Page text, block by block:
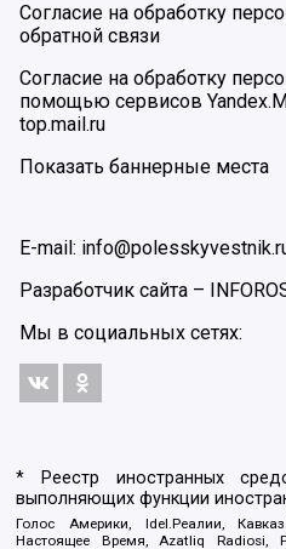
Согласие на обработку
обратной связи
Согласие на обработку
помощью сервисов
top.mail.ru
Показать баннерные места
E-mail:
Разработчик сайта –
Мы в социальных сетях:
* Реестр иностранных
выполняющих функции
Голос Америки, Idel.Реалии,
Настоящее Время, Azatliq Radiosi,